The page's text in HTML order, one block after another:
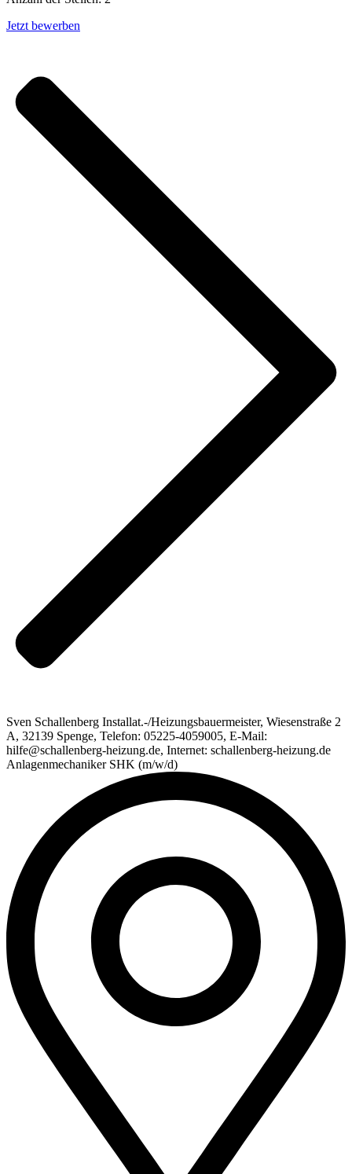
Jetzt bewerben
Sven Schallenberg Installat.-/Heizungsbauermeister, Wiesenstraße 2
A, 32139 Spenge, Telefon: 05225-4059005, E-Mail:
hilfe@schallenberg-heizung.de, Internet: schallenberg-heizung.de
Anlagenmechaniker SHK (m/w/d)